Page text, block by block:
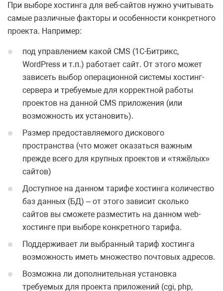
При выборе хостинга для веб-сайтов нужно учитывать
самые различные факторы и особенности конкретного
проекта. Например:
под управлением какой CMS (1С-Битрикс,
WordPress и т.п.) работает сайт. От этого может
зависеть выбор операционной системы хостинг-
сервера и требуемые для корректной работы
проектов на данной CMS приложения (или
возможность их установить).
Размер предоставляемого дискового
пространства (что может оказаться важным
прежде всего для крупных проектов и «тяжёлых»
сайтов)
Доступное на данном тарифе хостинга количество
баз данных (БД) – от этого зависит сколько
сайтов вы сможете разместить на данном web-
хостинге при выборе конкретного тарифа.
Поддерживает ли выбранный тариф хостинга
возможность иметь множество почтовых адресов.
Возможна ли дополнительная установка
требуемых для проекта приложений (cgi, php,